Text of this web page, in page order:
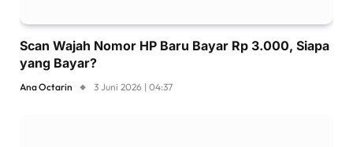
Scan Wajah Nomor HP Baru Bayar Rp 3.000, Siapa
yang Bayar?
Ana Octarin 3 Juni 2026 | 04:37